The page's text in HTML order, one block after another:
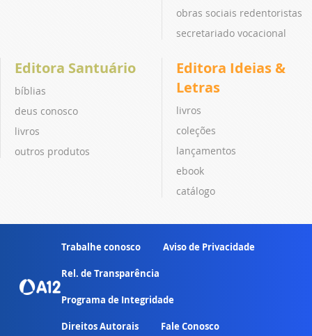
obras sociais redentoristas
secretariado vocacional
Editora Santuário
bíblias
deus conosco
livros
outros produtos
Editora Ideias &
Letras
livros
coleções
lançamentos
ebook
catálogo
Trabalhe conosco Aviso de Privacidade
Rel. de Transparência
Programa de Integridade
Direitos Autorais Fale Conosco